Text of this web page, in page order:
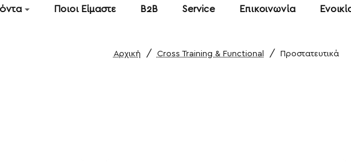
Ποιοι Είμαστε Β2Β Service Επικοινωνία
Cross Training & Functional Προστατευτικά